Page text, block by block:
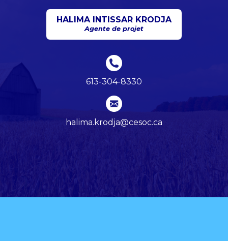
HALIMA INTISSAR KRODJA
Agente de projet
613-304-8330
halima.krodja@cesoc.ca